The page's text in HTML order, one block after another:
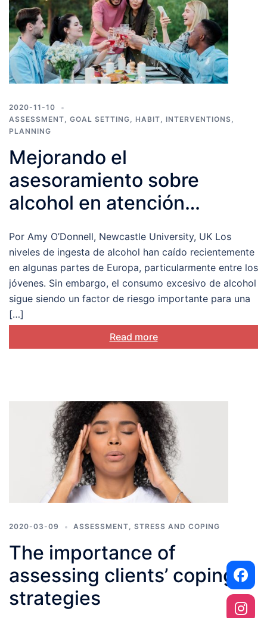
2020-11-10
ASSESSMENT, GOAL SETTING, HABIT, INTERVENTIONS,
PLANNING
Mejorando el
asesoramiento sobre
alcohol en atención
ambos lados de la mesa de
consulta
Por Amy O’Donnell, Newcastle University, UK Los
niveles de ingesta de alcohol han caído recientemente
en algunas partes de Europa, particularmente entre los
jóvenes. Sin embargo, el consumo excesivo de alcohol
sigue siendo un factor de riesgo importante para una
[…]
Read more
2020-03-09 ASSESSMENT, STRESS AND COPING
The importance of
assessing clients’ coping
strategies